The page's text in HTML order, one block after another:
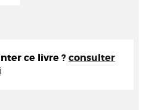
ce livre ? consulter